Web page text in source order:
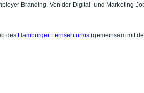
Branding. Von der Digital- und
des Hamburger Fernsehturms (gemeinsam mit